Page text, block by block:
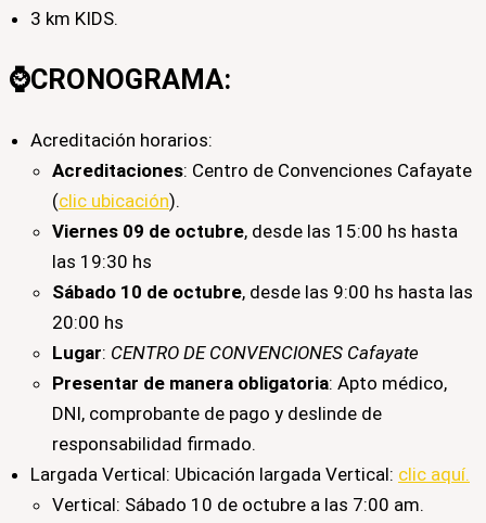
3 km KIDS.
⌚CRONOGRAMA:​
Acreditación horarios:
Acreditaciones: Centro de Convenciones Cafayate
(clic ubicación).
Viernes 09 de octubre, desde las 15:00 hs hasta
las 19:30 hs
Sábado 10 de octubre, desde las 9:00 hs hasta las
20:00 hs
Lugar: CENTRO DE CONVENCIONES Cafayate
Presentar de manera obligatoria: Apto médico,
DNI, comprobante de pago y deslinde de
responsabilidad firmado.
Largada Vertical: Ubicación largada Vertical: clic aquí.
Vertical: Sábado 10 de octubre a las 7:00 am.